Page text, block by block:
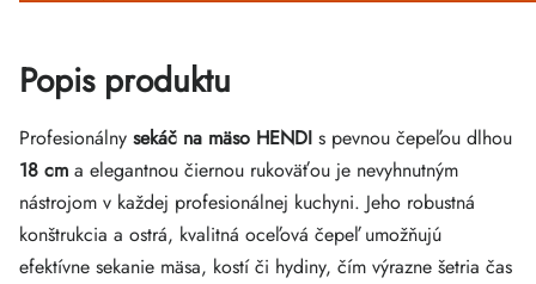
Popis produktu
Profesionálny sekáč na mäso HENDI s pevnou čepeľou dlhou
18 cm a elegantnou čiernou rukoväťou je nevyhnutným
nástrojom v každej profesionálnej kuchyni. Jeho robustná
konštrukcia a ostrá, kvalitná oceľová čepeľ umožňujú
efektívne sekanie mäsa, kostí či hydiny, čím výrazne šetria čas